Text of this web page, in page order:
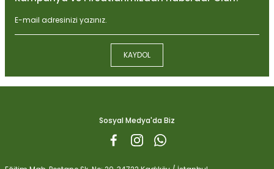
KAYDOL
Sosyal Medya'da Biz